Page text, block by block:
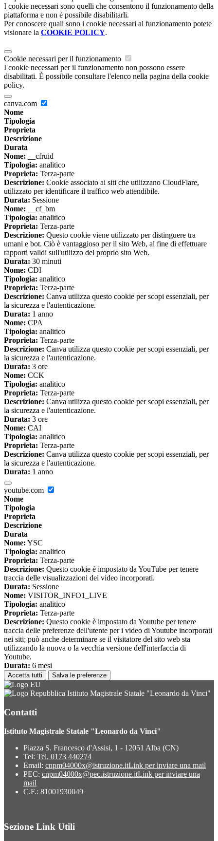
I cookie necessari sono quelli che consentono il funzionamento della
piattaforma e non è possibile disabilitarli.
Per conoscere quali sono i cookie necessari al funzionamento potete
visionare la COOKIE POLICY.
Cookie necessari per il funzionamento
I cookie necessari per il funzionamento non possono essere
disabilitati. È possibile consultare l'elenco nella pagina della cookie
policy.
canva.com
Nome
Tipologia
Proprieta
Descrizione
Durata
Nome: __cfruid
Tipologia: analitico
Proprieta: Terza-parte
Descrizione: Cookie associato ai siti che utilizzano CloudFlare,
utilizzato per identificare il traffico web attendibile.
Durata: Sessione
Nome: __cf_bm
Tipologia: analitico
Proprieta: Terza-parte
Descrizione: Questo cookie viene utilizzato per distinguere tra
umani e bot. Ciò è vantaggioso per il sito Web, al fine di effettuare
rapporti validi sull'utilizzo del proprio sito Web.
Durata: 30 minuti
Nome: CDI
Tipologia: analitico
Proprieta: Terza-parte
Descrizione: Canva utilizza questo cookie per scopi essenziali, per
la sicurezza e l'autenticazione.
Durata: 1 anno
Nome: CPA
Tipologia: analitico
Proprieta: Terza-parte
Descrizione: Canva utilizza questo cookie per scopi essenziali, per
la sicurezza e l'autenticazione.
Durata: 3 ore
Nome: CCK
Tipologia: analitico
Proprieta: Terza-parte
Descrizione: Canva utilizza questo cookie per scopi essenziali, per
la sicurezza e l'autenticazione.
Durata: 3 ore
Nome: CAI
Tipologia: analitico
Proprieta: Terza-parte
Descrizione: Canva utilizza questo cookie per scopi essenziali, per
la sicurezza e l'autenticazione.
Durata: 1 anno
youtube.com
Nome
Tipologia
Proprieta
Descrizione
Durata
Nome: YSC
Tipologia: analitico
Proprieta: Terza-parte
Descrizione: Questo cookie è impostato da YouTube per tenere
traccia delle visualizzazioni dei video incorporati.
Durata: Sessione
Nome: VISITOR_INFO1_LIVE
Tipologia: analitico
Proprieta: Terza-parte
Descrizione: Questo cookie è impostato da Youtube per tenere
traccia delle preferenze dell'utente per i video di Youtube incorporati
nei siti; può anche determinare se il visitatore del sito web sta
utilizzando la nuova o la vecchia versione dell'interfaccia di
Youtube.
Durata: 6 mesi
Accetta tutti Salva le preferenze
Istituto Magistrale Statale "Leonardo da Vinci"
Contatti
Istituto Magistrale Statale "Leonardo da Vinci"
Piazza S. Francesco d'Assisi, 1 - 12051 Alba (CN)
Tel: Tel. 0173 440274
Email: cnpm04000x@istruzione.itLink per inviare una mail
PEC: cnpm04000x@pec.istruzione.itLink per inviare una
mail
C.F.: 81001930049
Sezione Link Utili